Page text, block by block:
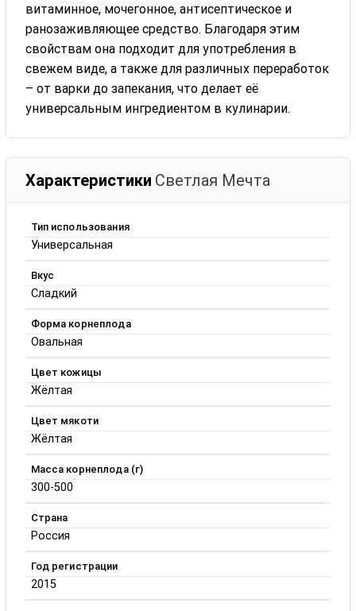
витаминное, мочегонное, антисептическое и
ранозаживляющее средство. Благодаря этим
свойствам она подходит для употребления в
свежем виде, а также для различных переработок
– от варки до запекания, что делает её
универсальным ингредиентом в кулинарии.
Характеристики Светлая Мечта
Тип использования
Универсальная
Вкус
Сладкий
Форма корнеплода
Овальная
Цвет кожицы
Жёлтая
Цвет мякоти
Жёлтая
Масса корнеплода (г)
300-500
Страна
Россия
Год регистрации
2015